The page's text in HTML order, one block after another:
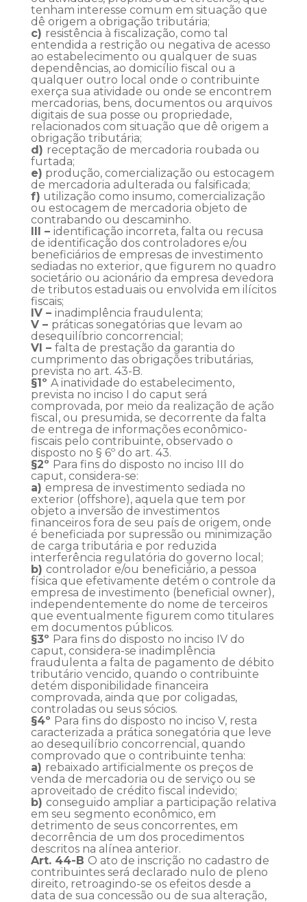
tenham interesse comum em situação que
dê origem a obrigação tributária;
c) resistência à fiscalização, como tal
entendida a restrição ou negativa de acesso
ao estabelecimento ou qualquer de suas
dependências, ao domicílio fiscal ou a
qualquer outro local onde o contribuinte
exerça sua atividade ou onde se encontrem
mercadorias, bens, documentos ou arquivos
digitais de sua posse ou propriedade,
relacionados com situação que dê origem a
obrigação tributária;
d) receptação de mercadoria roubada ou
furtada;
e) produção, comercialização ou estocagem
de mercadoria adulterada ou falsificada;
f) utilização como insumo, comercialização
ou estocagem de mercadoria objeto de
contrabando ou descaminho.
III – identificação incorreta, falta ou recusa
de identificação dos controladores e/ou
beneficiários de empresas de investimento
sediadas no exterior, que figurem no quadro
societário ou acionário da empresa devedora
de tributos estaduais ou envolvida em ilícitos
fiscais;
IV – inadimplência fraudulenta;
V – práticas sonegatórias que levam ao
desequilíbrio concorrencial;
VI – falta de prestação da garantia do
cumprimento das obrigações tributárias,
prevista no art. 43-B.
§1º A inatividade do estabelecimento,
prevista no inciso I do caput será
comprovada, por meio da realização de ação
fiscal, ou presumida, se decorrente da falta
de entrega de informações econômico-
fiscais pelo contribuinte, observado o
disposto no § 6º do art. 43.
§2º Para fins do disposto no inciso III do
caput, considera-se:
a) empresa de investimento sediada no
exterior (offshore), aquela que tem por
objeto a inversão de investimentos
financeiros fora de seu país de origem, onde
é beneficiada por supressão ou minimização
de carga tributária e por reduzida
interferência regulatória do governo local;
b) controlador e/ou beneficiário, a pessoa
física que efetivamente detém o controle da
empresa de investimento (beneficial owner),
independentemente do nome de terceiros
que eventualmente figurem como titulares
em documentos públicos.
§3º Para fins do disposto no inciso IV do
caput, considera-se inadimplência
fraudulenta a falta de pagamento de débito
tributário vencido, quando o contribuinte
detém disponibilidade financeira
comprovada, ainda que por coligadas,
controladas ou seus sócios.
§4º Para fins do disposto no inciso V, resta
caracterizada a prática sonegatória que leve
ao desequilíbrio concorrencial, quando
comprovado que o contribuinte tenha:
a) rebaixado artificialmente os preços de
venda de mercadoria ou de serviço ou se
aproveitado de crédito fiscal indevido;
b) conseguido ampliar a participação relativa
em seu segmento econômico, em
detrimento de seus concorrentes, em
decorrência de um dos procedimentos
descritos na alínea anterior.
Art. 44-B O ato de inscrição no cadastro de
contribuintes será declarado nulo de pleno
direito, retroagindo-se os efeitos desde a
data de sua concessão ou de sua alteração,